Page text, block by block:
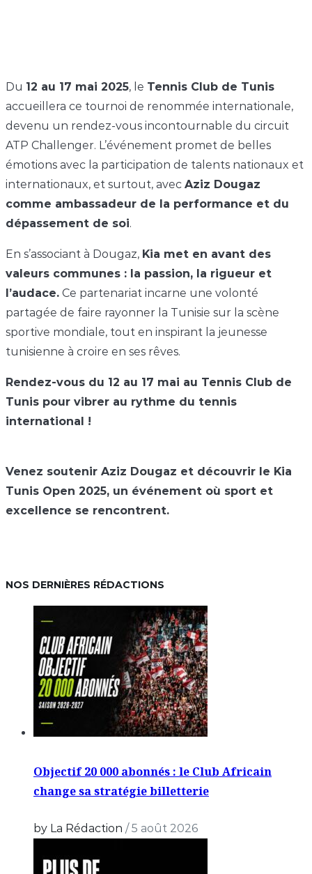
Du 12 au 17 mai 2025, le Tennis Club de Tunis
accueillera ce tournoi de renommée internationale,
devenu un rendez-vous incontournable du circuit
ATP Challenger. L’événement promet de belles
émotions avec la participation de talents nationaux et
internationaux, et surtout, avec Aziz Dougaz
comme ambassadeur de la performance et du
dépassement de soi.
En s’associant à Dougaz, Kia met en avant des
valeurs communes : la passion, la rigueur et
l’audace. Ce partenariat incarne une volonté
partagée de faire rayonner la Tunisie sur la scène
sportive mondiale, tout en inspirant la jeunesse
tunisienne à croire en ses rêves.
Rendez-vous du 12 au 17 mai au Tennis Club de
Tunis pour vibrer au rythme du tennis
international !
Venez soutenir Aziz Dougaz et découvrir le Kia
Tunis Open 2025, un événement où sport et
excellence se rencontrent.
NOS DERNIÈRES RÉDACTIONS
Objectif 20 000 abonnés : le Club Africain
change sa stratégie billetterie
by La Rédaction / 5 août 2026